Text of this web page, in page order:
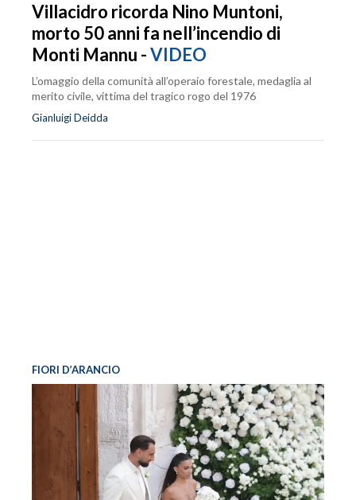
Villacidro ricorda Nino Muntoni,
morto 50 anni fa nell’incendio di
Monti Mannu -VIDEO
L’omaggio della comunità all’operaio forestale, medaglia al
merito civile, vittima del tragico rogo del 1976
Gianluigi Deidda
FIORI D’ARANCIO